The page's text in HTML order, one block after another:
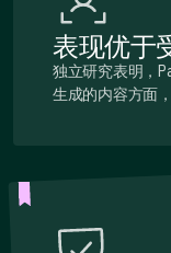
表现优于
独立研究表明，
生成的内容方面